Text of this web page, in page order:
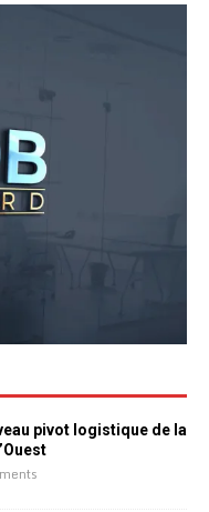
pivot logistique de la